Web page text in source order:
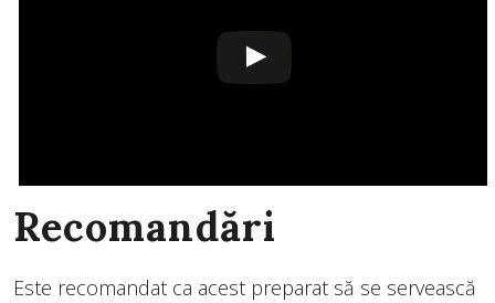
Recomandări
Este recomandat ca acest preparat să se servească